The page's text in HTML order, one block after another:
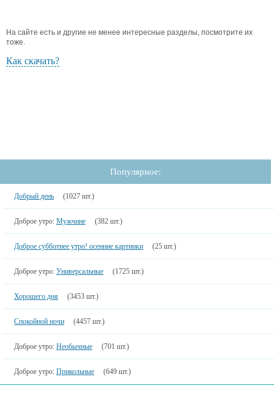
На сайте есть и другие не менее интересные разделы, посмотрите их
тоже.
Как скачать?
Популярное:
Добрый день (1027 шт.)
Доброе утро: Мужчине (382 шт.)
Доброе субботнее утро! осенние картинки (25 шт.)
Доброе утро: Универсальные (1725 шт.)
Хорошего дня (3453 шт.)
Спокойной ночи (4457 шт.)
Доброе утро: Необычные (701 шт.)
Доброе утро: Прикольные (649 шт.)